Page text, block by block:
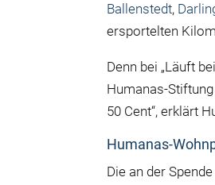
Ballenstedt,
ersportelten
Denn bei „Läuft
Humanas-
50 Cent“, erklärt
Humanas-
Die an der